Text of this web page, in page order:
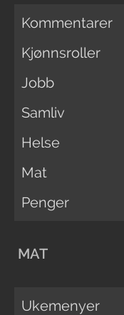
Kommentarer
Kjønnsroller
Jobb
Samliv
Helse
Mat
Penger
MAT
Ukemenyer